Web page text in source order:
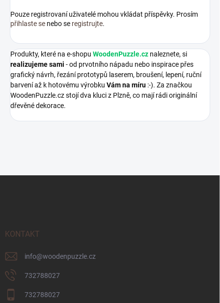
Pouze registrovaní uživatelé mohou vkládat příspěvky. Prosím
přihlaste se nebo se registrujte.
Produkty, které na e-shopu WoodenPuzzle.cz naleznete, si
realizujeme sami - od prvotního nápadu nebo inspirace přes
grafický návrh, řezání prototypů laserem, broušení, lepení, ruční
barvení až k hotovému výrobku Vám na míru :-). Za značkou
WoodenPuzzle.cz stojí dva kluci z Plzně, co mají rádi originální
dřevěné dekorace.
KONTAKT
info@woodenpuzzle.cz
732788027
732788027